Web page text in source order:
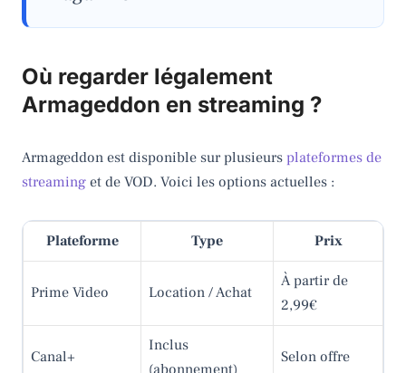
Où regarder légalement
Armageddon en streaming ?
Armageddon est disponible sur plusieurs plateformes de
streaming et de VOD. Voici les options actuelles :
Plateforme Type Prix
Prime Video Location / Achat
À partir de
2,99€
Canal+
Inclus
(abonnement)
Selon offre